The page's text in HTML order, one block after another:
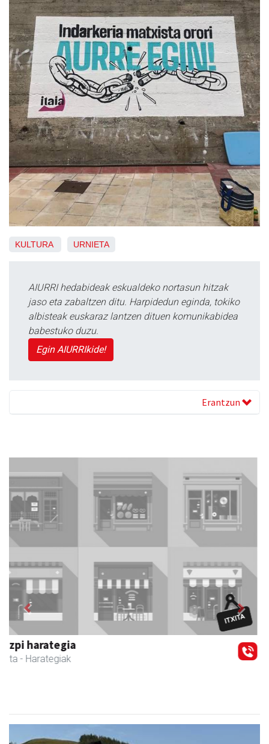
KULTURA URNIETA
AIURRI hedabideak eskualdeko nortasun hitzak
jaso eta zabaltzen ditu. Harpidedun eginda, tokiko
albisteak euskaraz lantzen dituen komunikabidea
babestuko duzu.
Egin AIURRIkide!
Erantzun
Guria
Urnieta - Jatetxeak
Previous